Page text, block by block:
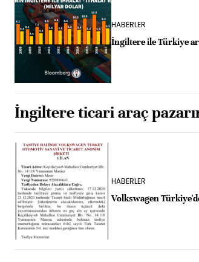
HABERLER
İngiltere ile Türkiye
İngiltere ticari araç
HABERLER
Volkswagen